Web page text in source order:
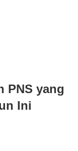
PNS yang
Ini